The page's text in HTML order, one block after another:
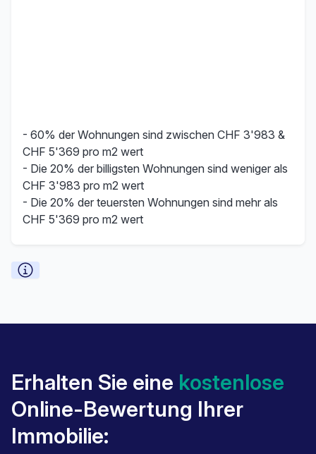
- 60% der Wohnungen sind zwischen CHF 3'983 &
CHF 5'369 pro m2 wert
- Die 20% der billigsten Wohnungen sind weniger als
CHF 3'983 pro m2 wert
- Die 20% der teuersten Wohnungen sind mehr als
CHF 5'369 pro m2 wert
Erhalten Sie eine kostenlose
Online-Bewertung Ihrer
Immobilie: